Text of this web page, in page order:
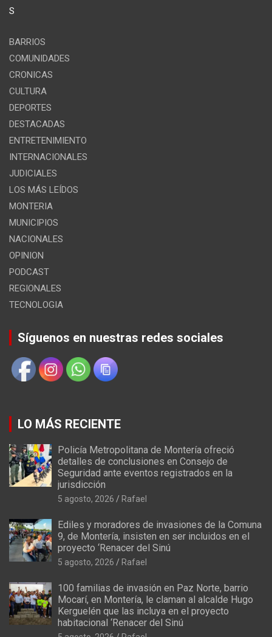
S
BARRIOS
COMUNIDADES
CRONICAS
CULTURA
DEPORTES
DESTACADAS
ENTRETENIMIENTO
INTERNACIONALES
JUDICIALES
LOS MÁS LEÍDOS
MONTERIA
MUNICIPIOS
NACIONALES
OPINION
PODCAST
REGIONALES
TECNOLOGIA
Síguenos en nuestras redes sociales
LO MÁS RECIENTE
Policía Metropolitana de Montería ofreció
detalles de conclusiones en Consejo de
Seguridad ante eventos registrados en la
jurisdicción
5 agosto, 2026 Rafael
Ediles y moradores de invasiones de la Comuna
9, de Montería, insisten en ser incluidos en el
proyecto ‘Renacer del Sinú
5 agosto, 2026 Rafael
100 familias de invasión en Paz Norte, barrio
Mocarí, en Montería, le claman al alcalde Hugo
Kerguelén que las incluya en el proyecto
habitacional ‘Renacer del Sinú